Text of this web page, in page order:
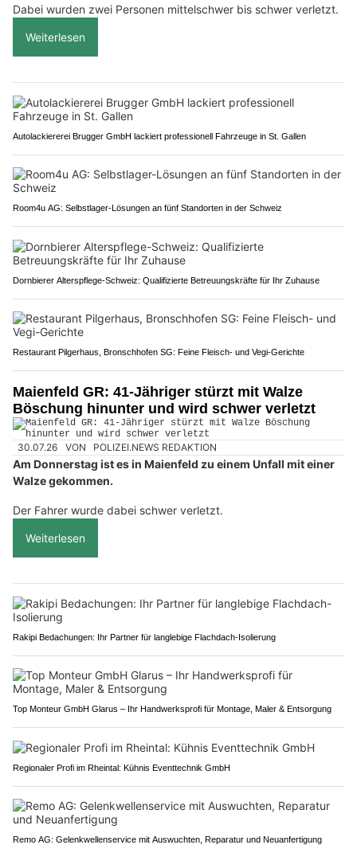
Dabei wurden zwei Personen mittelschwer bis schwer verletzt.
Weiterlesen
Autolackiererei Brugger GmbH lackiert professionell Fahrzeuge in St. Gallen
Room4u AG: Selbstlager-Lösungen an fünf Standorten in der Schweiz
Dornbierer Alterspflege-Schweiz: Qualifizierte Betreuungskräfte für Ihr Zuhause
Restaurant Pilgerhaus, Bronschhofen SG: Feine Fleisch- und Vegi-Gerichte
Maienfeld GR: 41-Jähriger stürzt mit Walze
Böschung hinunter und wird schwer verletzt
30.07.26 VON POLIZEI.NEWS REDAKTION
Am Donnerstag ist es in Maienfeld zu einem Unfall mit einer
Walze gekommen.
Der Fahrer wurde dabei schwer verletzt.
Weiterlesen
Rakipi Bedachungen: Ihr Partner für langlebige Flachdach-Isolierung
Top Monteur GmbH Glarus – Ihr Handwerksprofi für Montage, Maler & Entsorgung
Regionaler Profi im Rheintal: Kühnis Eventtechnik GmbH
Remo AG: Gelenkwellenservice mit Auswuchten, Reparatur und Neuanfertigung